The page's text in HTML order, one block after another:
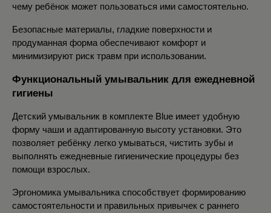
чему ребёнок может пользоваться ими самостоятельно.
Безопасные материалы, гладкие поверхности и
продуманная форма обеспечивают комфорт и
минимизируют риск травм при использовании.
Функциональный умывальник для ежедневной
гигиены
Детский умывальник в комплекте Blue имеет удобную
форму чаши и адаптированную высоту установки. Это
позволяет ребёнку легко умываться, чистить зубы и
выполнять ежедневные гигиенические процедуры без
помощи взрослых.
Эргономика умывальника способствует формированию
самостоятельности и правильных привычек с раннего